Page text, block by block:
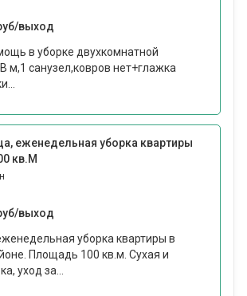
выход
в уборке двухкомнатной
м,1 санузел,ковров нет+глажка
еженедельная уборка квартиры
кв.М
выход
уборка квартиры в
Площадь 100 кв.м. Сухая и
уход за...